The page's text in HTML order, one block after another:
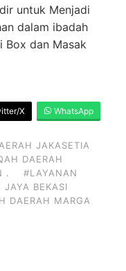
untuk Menjadi
dalam ibadah
Box dan Masak
X WhatsApp
JAKASETIA
DAERAH
.
#LAYANAN
JAYA BEKASI
DAERAH MARGA